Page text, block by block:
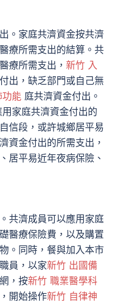
。家庭共濟資金按共濟
療所需支出的結算。共
療所需支出， 新竹 入
出，缺乏部門或自己無
能 庭共濟資金付出。
家庭共濟資金付出的
信段，或許城鄉居平易
資金付出的所需支出，
居平易近年夜病保險、
共濟成員可以應用家庭
醫療保險費，以及購置
。同時，餐與加入本市
員，以家新竹 出國備
，按新竹 職業醫學科
開始操作新竹 自律神